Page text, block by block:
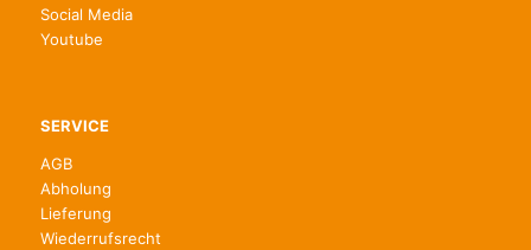
Social Media
Youtube
SERVICE
AGB
Abholung
Lieferung
Wiederrufsrecht